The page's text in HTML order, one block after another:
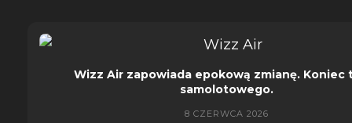
Wizz Air zapowiada epokową zmianę. Koniec
samolotowego.
8 CZERWCA 2026